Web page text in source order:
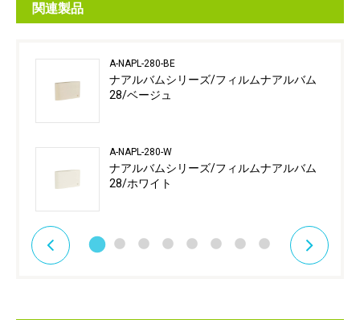
関連製品
A-NAPL-280-BE
ナアルバムシリーズ/フィルムナアルバム
28/ベージュ
A-NAPL-280-W
ナアルバムシリーズ/フィルムナアルバム
28/ホワイト